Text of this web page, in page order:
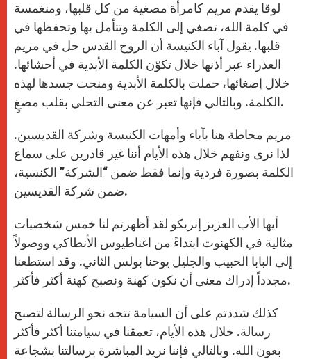
لوقا يقدم مريم كامرأة مصغية من كل قلبها، ومنغمسة
في كلمة الله، تصغي إلى الكلمة وتتأمل بها وتحفظها في
قلبها. يقول آباء الكنيسة أن الروح القدس حل في مريم
العذراء عبر أذنها خلال تكوّن الكلمة الأبدية في أحشائها.
خلال إصغائها، حملت بالكلمة الأبدية ومنحت جسدها لهذه
الكلمة. وبالتالي فإنها تعبر عن معنى التحلي بقلب مصغٍ.
مريم محاطة هنا بآباء وأمهات الكنيسة وشركة القديسين.
لذا نرى ونفهم خلال هذه الأيام أننا غير قادرين على سماع
الكلمة بصورة فردية وإنما فقط ضمن “الشركة” الكنسية،
ضمن شركة القديسين.
أيها الأب العزيز إنريكو لقد أظهرتم لنا خمس شخصيات
مثالية في الكهنوت ابتداءً من اغناطيوس الأنطاكي ووصولاً
إلى البابا الحبيب والجليل يوحنا بولس الثاني. وقد استطعنا
مجدداً إدراك معنى أن نكون كهنة ونصبح كهنة أكثر فأكثر.
كذلك شددتم على أن السيامة تتجه نحو الرسالة لتصبح
رسالة. خلال هذه الأيام، تعمقنا في سيامتنا أكثر فأكثر
بعون الله. وبالتالي فإننا نريد المباشرة برسالتنا بشجاعة